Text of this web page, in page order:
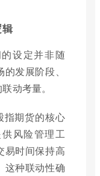
设定并非随
发展阶段、
动考量。
指期货的核心
风险管理工
易时间保持高
这种联动性确